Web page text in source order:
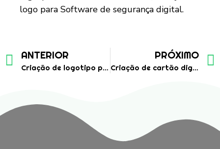
ANTERIOR
Criação de logotipo para empresa de energia
PRÓXIMO
Criação de cartão digital para empresa de instalação de equipamentos industriais e comerciais